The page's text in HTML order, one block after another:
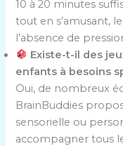
10 à 20 minutes
tout en s’amusant,
l’absence de
Existe-t-il des
enfants à besoins
Oui, de nombreux
BrainBuddies
sensorielle ou
accompagner tous